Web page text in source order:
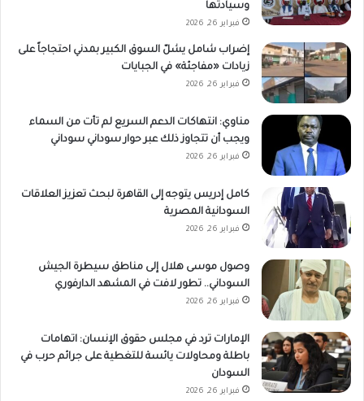
وسيادتها
فبراير 26, 2026
إضراب شامل يشلّ السوق الكبير بمدني احتجاجاً على
زيادات «مفاجئة» في الجبايات
فبراير 26, 2026
مناوي: انتهاكات الدعم السريع لم تأت من السماء
ويجب أن تتجاوز ذلك عبر حوار سوداني سوداني
فبراير 26, 2026
كامل إدريس يتوجه إلى القاهرة لبحث تعزيز العلاقات
السودانية المصرية
فبراير 26, 2026
وصول موسى هلال إلى مناطق سيطرة الجيش
السوداني.. تطور لافت في المشهد الدارفوري
فبراير 26, 2026
الإمارات ترد في مجلس حقوق الإنسان: اتهامات
باطلة ومحاولات يائسة للتغطية على جرائم حرب في
السودان
فبراير 26, 2026